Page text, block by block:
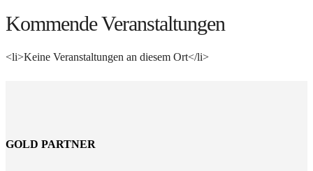
Kommende Veranstaltungen
<li>Keine Veranstaltungen an diesem Ort</li>
GOLD PARTNER